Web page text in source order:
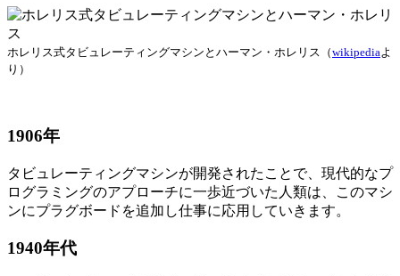
ホレリス式タビュレーティングマシンとハーマン・ホレリス（wikipediaよ
り）
1906年
タビュレーティングマシンが開発されたことで、現代的なプ
ログラミングのアプローチに一歩近づいた人類は、このマシ
ンにプラグボードを追加し仕事に応用していきます。
1940年代